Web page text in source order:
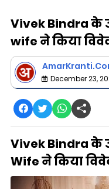
Vivek Bindra के
wife ने किया
December 23,
Vivek Bindra के
Wife ने किया